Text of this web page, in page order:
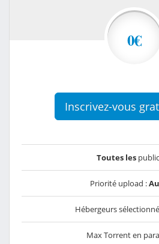
0€
Inscrivez-vous
Toutes les
Priorité upload :
Hébergeurs
Max Torrent en